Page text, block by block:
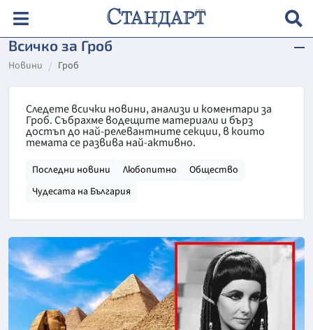
Всичко за Гроб
Новини Гроб
Следете всички новини, анализи и коментари за
Гроб. Събрахме водещите материали и бърз
достъп до най-релевантните секции, в които
темата се развива най-активно.
Последни новини Любопитно
Общество
Чудесата на България